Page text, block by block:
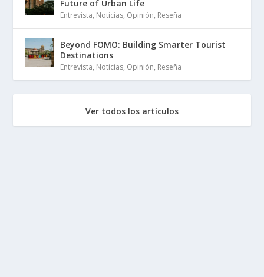
Future of Urban Life
Entrevista, Noticias, Opinión, Reseña
Beyond FOMO: Building Smarter Tourist
Destinations
Entrevista, Noticias, Opinión, Reseña
Ver todos los artículos